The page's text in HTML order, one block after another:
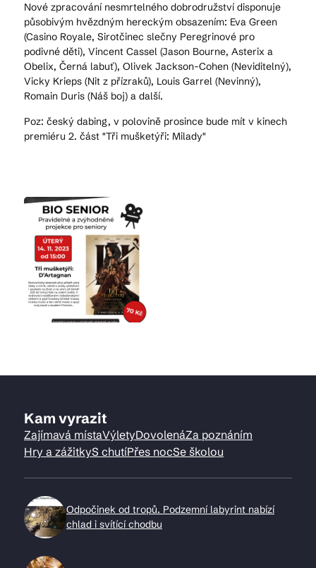
Nové zpracování nesmrtelného dobrodružství disponuje
působivým hvězdným hereckým obsazením: Eva Green
(Casino Royale, Sirotčinec slečny Peregrinové pro
podivné děti), Vincent Cassel (Jason Bourne, Asterix a
Obelix, Černá labuť), Olivek Jackson-Cohen (Neviditelný),
Vicky Krieps (Nit z přízraků), Louis Garrel (Nevinný),
Romain Duris (Náš boj) a další.
Poz: český dabing, v polovině prosince bude mít v kinech
premiéru 2. část "Tři mušketýři: Milady"
Kam vyrazit
Zajímavá místaVýletyDovolenáZa poznáním
Hry a zážitkyS chutíPřes nocSe školou
Odpočinek od tropů. Podzemní labyrint nabízí
chlad i svítící chodbu